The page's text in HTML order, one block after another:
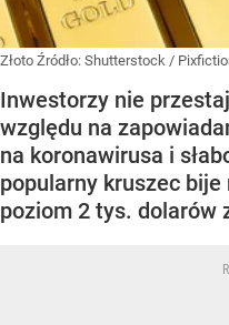
Złoto Źródło: Shutterstock /
Inwestorzy nie
względu na
na koronawirusa i
popularny kruszec bije
poziom 2 tys. dolarów